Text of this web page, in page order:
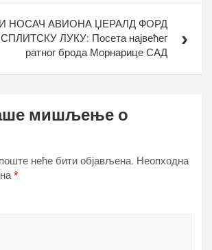
НОСАЧ АВИОНА ЏЕРАЛД ФОРД
ЛУКУ: Посета највећег
ратног брода Морнарице САД
мишљење о
неће бити објављена. Неопходна
*